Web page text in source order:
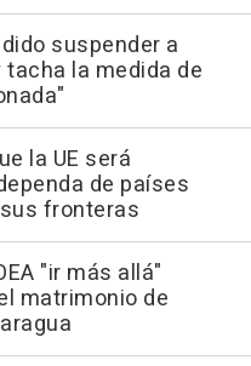
suspender a
tacha la medida de
la UE será
de países
fronteras
"ir más allá"
matrimonio de